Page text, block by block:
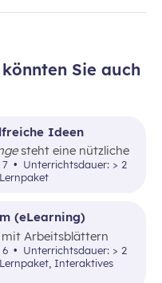
Sie auch
(eLearning)
Arbeitsblättern
Gemüse), einer E-
zu Thema
6
Ideen
steht eine nützliche
für kreative
7